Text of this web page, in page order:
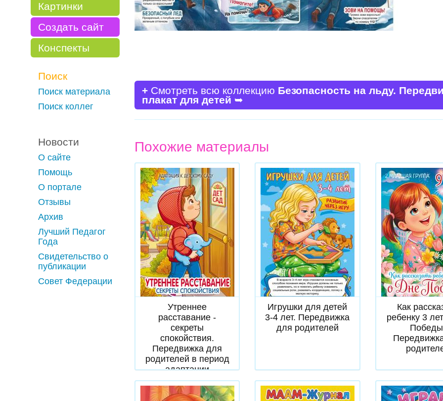
Картинки
Создать сайт
Конспекты
Поиск
Поиск материала
Поиск коллег
Новости
О сайте
Помощь
О портале
Отзывы
Архив
Лучший Педагог
Года
Свидетельство о
публикации
Совет Федерации
+ Смотреть всю коллекцию Безопасность на льду.
плакат для детей ➥
Похожие материалы
Скачать
Утреннее
расставание -
секреты
спокойствия.
Передвижка для
родителей в период
адаптации
Скачать
Игрушки для детей
3-4 лет. Передвижка
для родителей
Как
ребенку 3